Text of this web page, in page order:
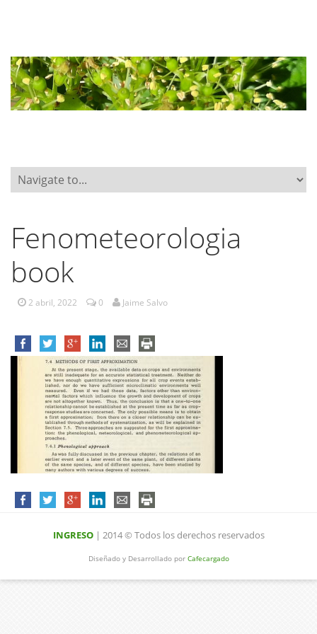
Fenometeorologia
book
2 abril, 2022 0 Jaime Salvo
INGRESO| 2014 © Todos los derechos reservados
Diseñado y Desarrollado por Cafecargado